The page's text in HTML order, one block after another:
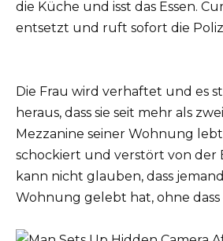
die Küche und isst das Essen.
entsetzt und ruft sofort die
Die Frau wird verhaftet und es
heraus, dass sie seit mehr als
Mezzanine seiner Wohnung
schockiert und verstört von der
kann nicht glauben, dass
Wohnung gelebt hat, ohne dass